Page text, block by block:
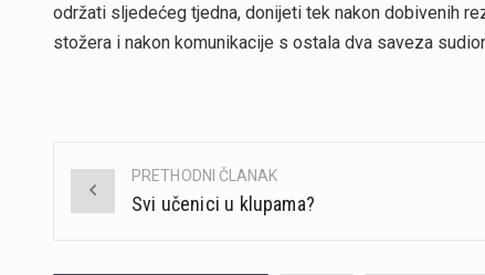
održati sljedećeg tjedna, donijeti tek nakon dobivenih
stožera i nakon komunikacije s ostala dva saveza
Post
PRETHODNI ČLANAK
Svi učenici u klupama?